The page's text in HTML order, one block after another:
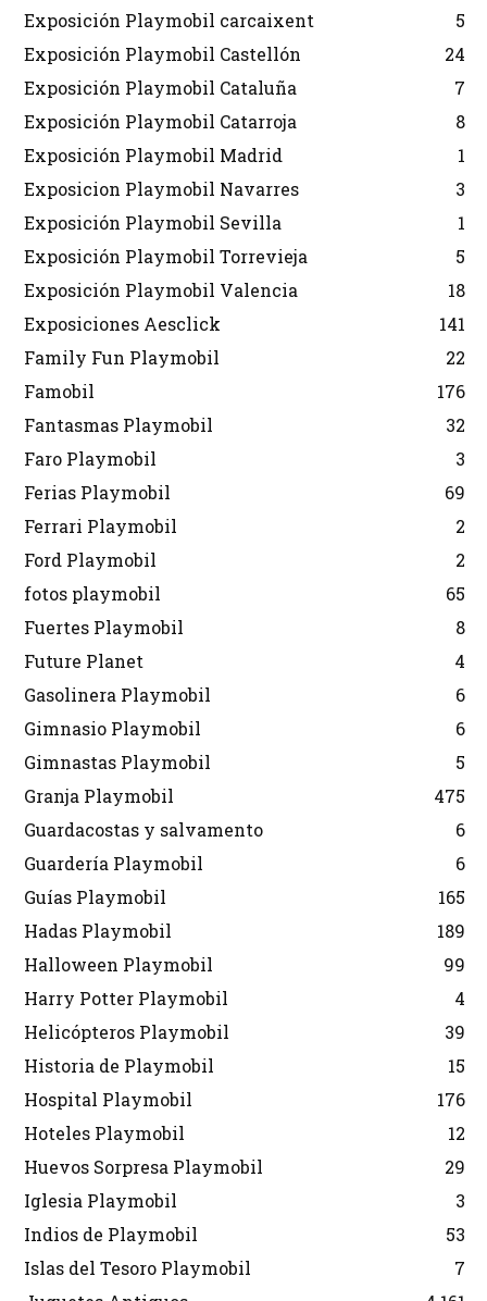
Exposición Playmobil carcaixent
5
Exposición Playmobil Castellón
24
Exposición Playmobil Cataluña
7
Exposición Playmobil Catarroja
8
Exposición Playmobil Madrid
1
Exposicion Playmobil Navarres
3
Exposición Playmobil Sevilla
1
Exposición Playmobil Torrevieja
5
Exposición Playmobil Valencia
18
Exposiciones Aesclick
141
Family Fun Playmobil
22
Famobil
176
Fantasmas Playmobil
32
Faro Playmobil
3
Ferias Playmobil
69
Ferrari Playmobil
2
Ford Playmobil
2
fotos playmobil
65
Fuertes Playmobil
8
Future Planet
4
Gasolinera Playmobil
6
Gimnasio Playmobil
6
Gimnastas Playmobil
5
Granja Playmobil
475
Guardacostas y salvamento
6
Guardería Playmobil
6
Guías Playmobil
165
Hadas Playmobil
189
Halloween Playmobil
99
Harry Potter Playmobil
4
Helicópteros Playmobil
39
Historia de Playmobil
15
Hospital Playmobil
176
Hoteles Playmobil
12
Huevos Sorpresa Playmobil
29
Iglesia Playmobil
3
Indios de Playmobil
53
Islas del Tesoro Playmobil
7